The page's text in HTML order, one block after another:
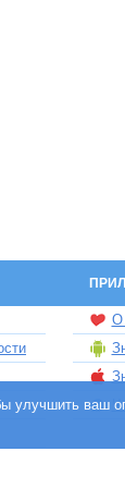
О
улучшить ваш